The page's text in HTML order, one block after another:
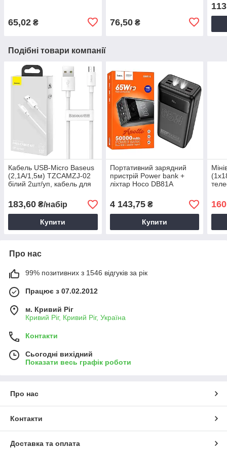
65,02 ₴ 76,50₴
Подібні товари компанії
Кабель USB-Micro Baseus
(2,1A/1,5м) TZCAMZJ-02
білий 2шт/уп, кабель для
183,60 ₴/набір
Купити
Портативний зарядний
пристрій Power bank +
ліхтар Hoco DB81A
чорний, Зовнішній
акумулятор
4 143,75₴
Купити
Про нас
99% позитивних з 1546 відгуків за рік
Працює з 07.02.2012
м. Кривий Ріг
Кривий Ріг, Кривий Ріг, Україна
Контакти
Сьогодні вихідний
Показати весь графік роботи
Про нас
Контакти
Доставка та оплата